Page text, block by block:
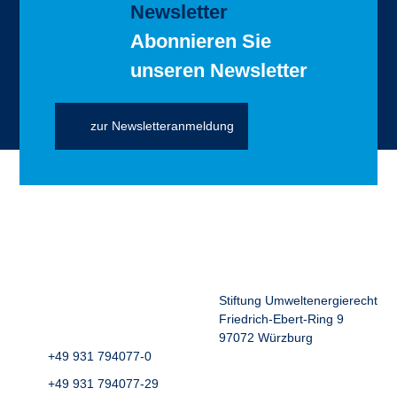
Newsletter
Abonnieren Sie
unseren Newsletter
zur Newsletteranmeldung
Stiftung Umweltenergierecht
Friedrich-Ebert-Ring 9
97072 Würzburg
+49 931 794077-0
+49 931 794077-29